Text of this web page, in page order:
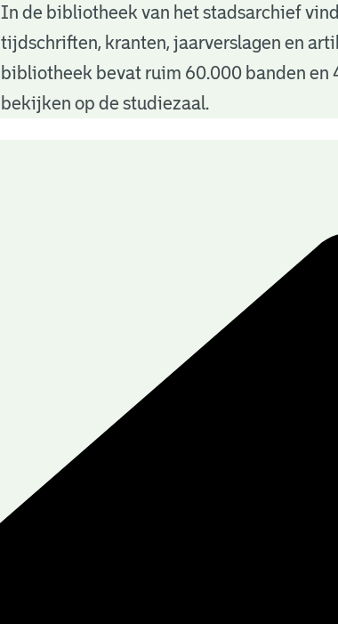
In de bibliotheek van het stadsarchief
tijdschriften, kranten, jaarverslagen en
bibliotheek bevat ruim 60.000 banden
bekijken op de studiezaal.